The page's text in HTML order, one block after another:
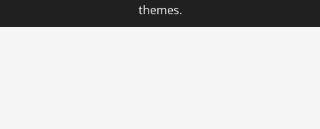
themes.